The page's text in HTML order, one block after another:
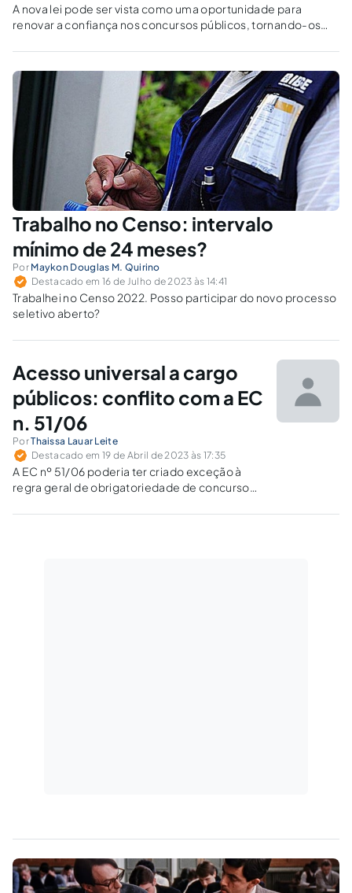
A nova lei pode ser vista como uma oportunidade para
renovar a confiança nos concursos públicos, tornando-os
Trabalho no Censo: intervalo
mínimo de 24 meses?
Por Maykon Douglas M. Quirino
Destacado em 16 de Julho de 2023 às 14:41
Trabalhei no Censo 2022. Posso participar do novo processo
seletivo aberto?
Acesso universal a cargo
públicos: conflito com a EC
n. 51/06
PorThaissa Lauar Leite
Destacado em 19 de Abril de 2023 às 17:35
A EC nº 51/06 poderia ter criado exceção à
regra geral de obrigatoriedade de concurso
empregos públicos?